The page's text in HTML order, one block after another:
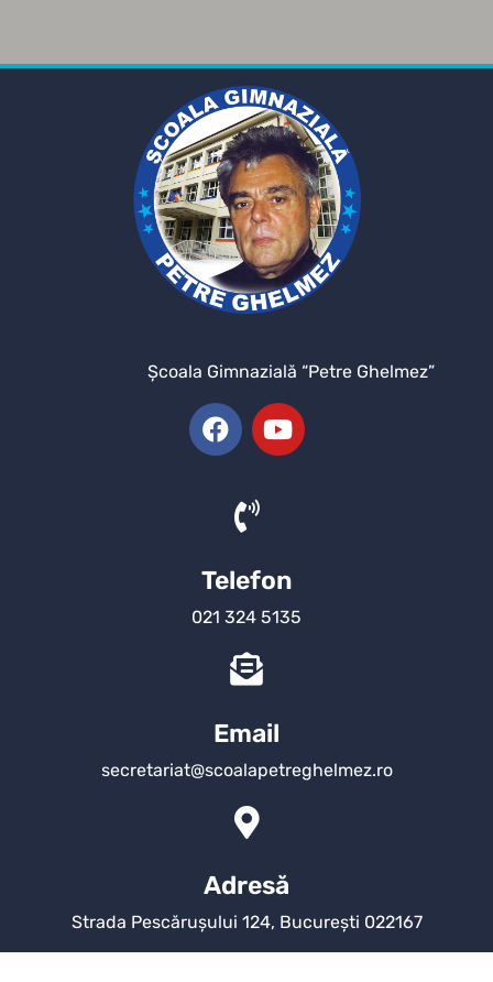
Şcoala Gimnazială “Petre Ghelmez”
Telefon
021 324 5135
Email
secretariat@scoalapetreghelmez.ro
Adresă
Strada Pescărușului 124, București 022167